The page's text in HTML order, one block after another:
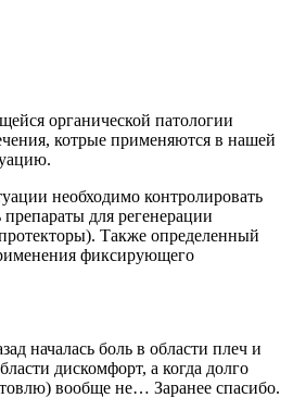
органической патологии
котрые применяются в нашей
необходимо контролировать
для регенерации
Также определенный
фиксирующего
началась боль в области плеч и
дискомфорт, а когда долго
вообще не… Заранее спасибо.